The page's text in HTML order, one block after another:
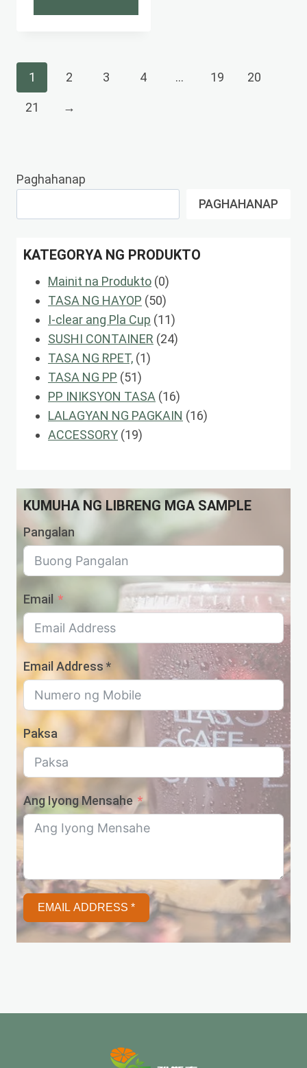
1 2 3 4 … 19 20
21 →
Paghahanap
PAGHAHANAP
KATEGORYA NG PRODUKTO
Mainit na Produkto 00
Mga
Produkto
TASA NG HAYOP 5050
Mga
Produkto
I-clear ang Pla Cup 1111
Mga
SUSHI CONTAINER 2424
TASA NG RPET, 11
TASA NG PP 5151
Mga
Produkto
PP INIKSYON TASA 1616
Mga
LALAGYAN NG PAGKAIN 1616
ACCESSORY 1919
KUMUHA NG LIBRENG MGA SAMPLE
Pangalan
Email
Email Address *
Paksa
Ang Iyong Mensahe
EMAIL ADDRESS *